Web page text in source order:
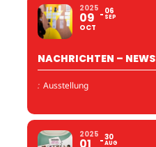
2025
09
OCT
06
SEP
NACHRICHTEN – NEWS
: Ausstellung
2025 30
AUG